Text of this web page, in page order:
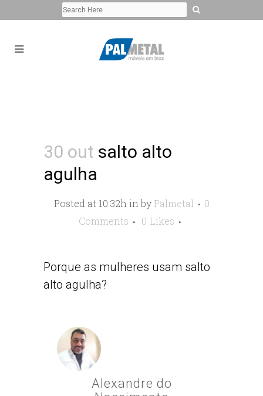
30 out salto alto
agulha
Posted at 10:32h inby Palmetal
0
Comments
0 Likes
Porque as mulheres usam salto
alto agulha?
Alexandre do